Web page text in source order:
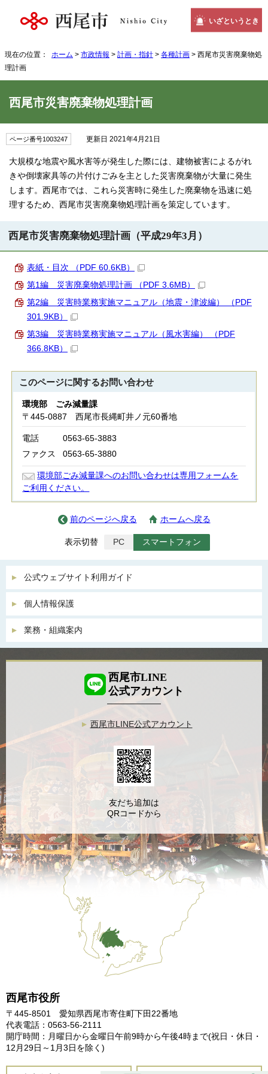
いざというとき
現在の位置： ホーム > 市政情報 > 計画・指針 > 各種計画 > 西尾市災害廃棄物処
理計画
西尾市災害廃棄物処理計画
ページ番号1003247 更新日 2021年4月21日
大規模な地震や風水害等が発生した際には、建物被害によるがれ
きや倒壊家具等の片付けごみを主とした災害廃棄物が大量に発生
します。西尾市では、これら災害時に発生した廃棄物を迅速に処
理するため、西尾市災害廃棄物処理計画を策定しています。
西尾市災害廃棄物処理計画（平成29年3月）
表紙・目次 （PDF 60.6KB）
第1編 災害廃棄物処理計画 （PDF 3.6MB）
第2編 災害時業務実施マニュアル（地震・津波編） （PDF
301.9KB）
第3編 災害時業務実施マニュアル（風水害編） （PDF
366.8KB）
このページに関するお問い合わせ
環境部 ごみ減量課
〒445-0887 西尾市長縄町井ノ元60番地
電話
0563-65-3883
ファクス
0563-65-3880
環境部ごみ減量課へのお問い合わせは専用フォームを
ご利用ください。
前のページへ戻る ホームへ戻る
表示切替 PC スマートフォン
公式ウェブサイト利用ガイド
個人情報保護
業務・組織案内
西尾市役所
〒445-8501 愛知県西尾市寄住町下田22番地
代表電話：0563-56-2111
開庁時間：月曜日から金曜日午前9時から午後4時まで(祝日・休日・
12月29日～1月3日を除く)
西尾市LINE
公式アカウント
西尾市LINE公式アカウント
友だち追加は
QRコードから